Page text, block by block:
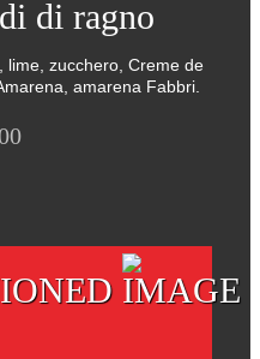
di ragno
lime, zucchero, Creme de
amarena Fabbri.